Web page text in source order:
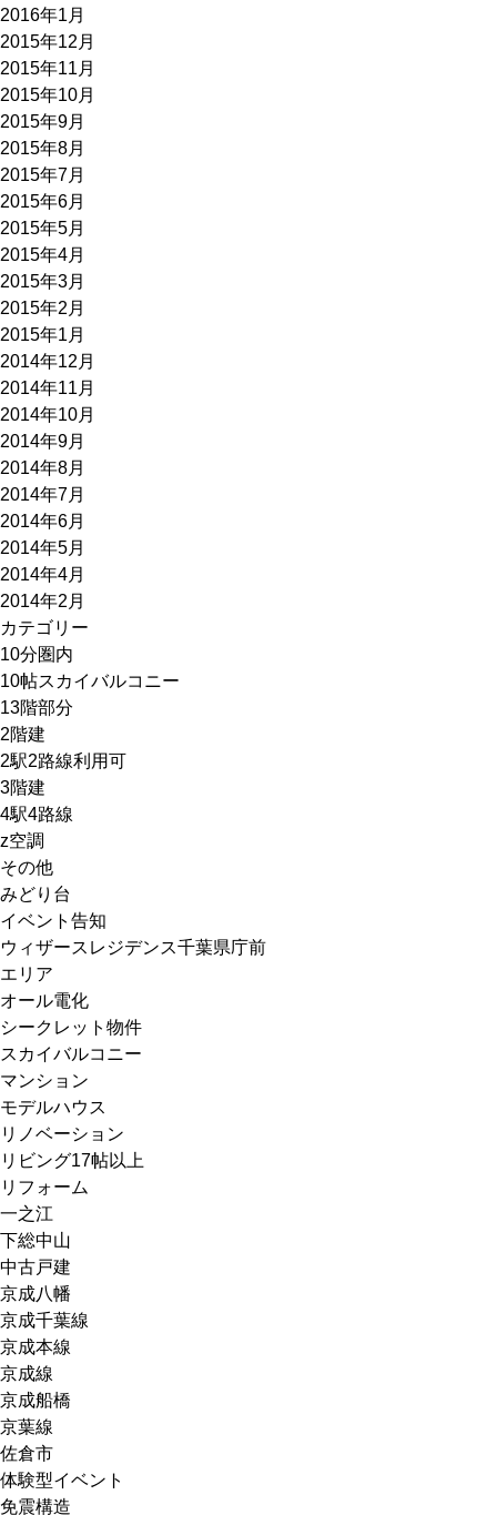
2016年1月
2015年12月
2015年11月
2015年10月
2015年9月
2015年8月
2015年7月
2015年6月
2015年5月
2015年4月
2015年3月
2015年2月
2015年1月
2014年12月
2014年11月
2014年10月
2014年9月
2014年8月
2014年7月
2014年6月
2014年5月
2014年4月
2014年2月
カテゴリー
10分圏内
10帖スカイバルコニー
13階部分
2階建
2駅2路線利用可
3階建
4駅4路線
z空調
その他
みどり台
イベント告知
ウィザースレジデンス千葉県庁前
エリア
オール電化
シークレット物件
スカイバルコニー
マンション
モデルハウス
リノベーション
リビング17帖以上
リフォーム
一之江
下総中山
中古戸建
京成八幡
京成千葉線
京成本線
京成線
京成船橋
京葉線
佐倉市
体験型イベント
免震構造